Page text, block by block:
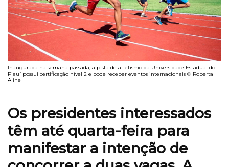
Inaugurada na semana passada, a pista de atletismo da Universidade Estadual do
Piauí possui certificação nível 2 e pode receber eventos internacionais © Roberta
Aline
Os presidentes interessados
têm até quarta-feira para
manifestar a intenção de